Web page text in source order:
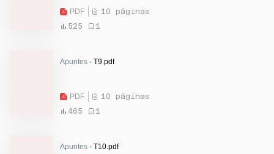
PDF
10 páginas
525
1
Apuntes - T9.pdf
PDF
10 páginas
465
1
Apuntes - T10.pdf